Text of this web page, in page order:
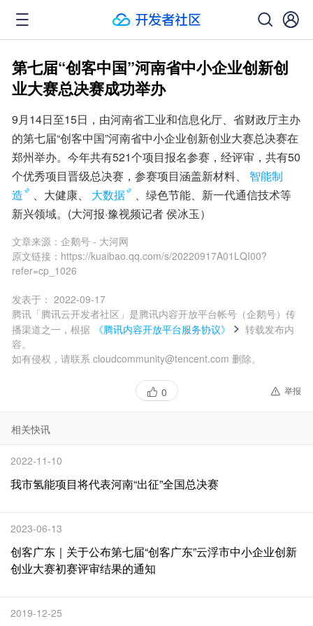
第七届“创客中国”河南省中小企业创新创
业大赛总决赛成功举办
9月14日至15日，由河南省工业和信息化厅、省财政厅主办
的第七届“创客中国”河南省中小企业创新创业大赛总决赛在
郑州举办。今年共有521个项目报名参赛，经评审，共有50
个优秀项目晋级总决赛，参赛项目涵盖新材料、
智能制
造
、大健康、 大数据
、绿色节能、新一代通信技术等
新兴领域。(大河报·豫视频记者 侯冰玉）
文章来源： 企鹅号 - 大河网
原文链接： https://kuaibao.qq.com/s/20220917A01LQI00?
refer=cp_1026
发表于： 2022-09-17
腾讯「腾讯云开发者社区」是腾讯内容开放平台帐号（企鹅号）传
播渠道之一，根据
《腾讯内容开放平台服务协议》
转载发布内
容。
如有侵权，请联系 cloudcommunity@tencent.com 删除。
0 举报
相关快讯
2022-11-10
我市氢能项目将代表河南“出征”全国总决赛
2023-06-13
创客广东｜关于公布第七届“创客广东”云浮市中小企业创新
创业大赛初赛评审结果的通知
2019-12-25